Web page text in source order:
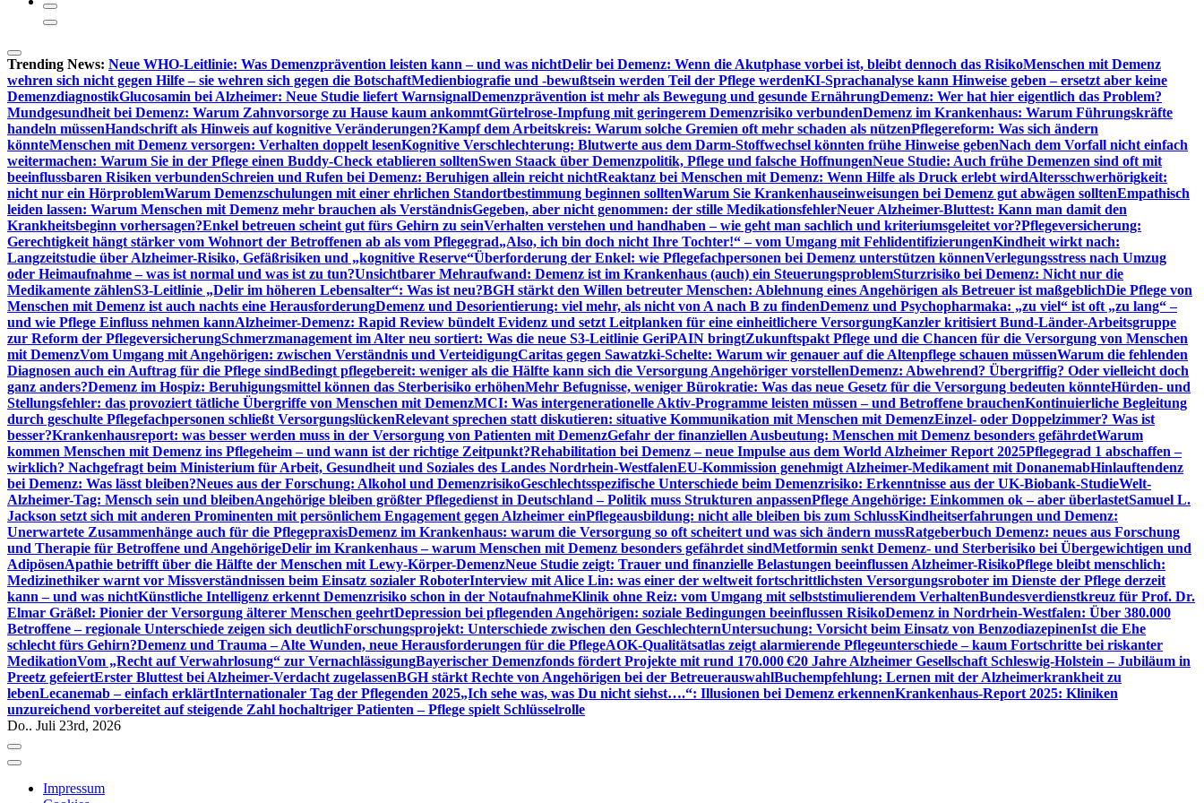
Trending News: Neue WHO-Leitlinie: Was Demenzprävention leisten kann – und was nichtDelir bei Demenz: Wenn die Akutphase vorbei ist, bleibt dennoch das RisikoMenschen mit Demenz
wehren sich nicht gegen Hilfe – sie wehren sich gegen die BotschaftMedienbiografie und -bewußtsein werden Teil der Pflege werdenKI-Sprachanalyse kann Hinweise geben – ersetzt aber keine
DemenzdiagnostikGlucosamin bei Alzheimer: Neue Studie liefert WarnsignalDemenzprävention ist mehr als Bewegung und gesunde ErnährungDemenz: Wer hat hier eigentlich das Problem?
Mundgesundheit bei Demenz: Warum Zahnvorsorge zu Hause kaum ankommtGürtelrose-Impfung mit geringerem Demenzrisiko verbundenDemenz im Krankenhaus: Warum Führungskräfte
handeln müssenHandschrift als Hinweis auf kognitive Veränderungen?Kampf dem Arbeitskreis: Warum solche Gremien oft mehr schaden als nützenPflegereform: Was sich ändern
könnteMenschen mit Demenz versorgen: Verhalten doppelt lesenKognitive Verschlechterung: Blutwerte aus dem Darm-Stoffwechsel könnten frühe Hinweise gebenNach dem Vorfall nicht einfach
weitermachen: Warum Sie in der Pflege einen Buddy-Check etablieren solltenSwen Staack über Demenzpolitik, Pflege und falsche HoffnungenNeue Studie: Auch frühe Demenzen sind oft mit
beeinflussbaren Risiken verbundenSchreien und Rufen bei Demenz: Beruhigen allein reicht nichtReaktanz bei Menschen mit Demenz: Wenn Hilfe als Druck erlebt wirdAltersschwerhörigkeit:
nicht nur ein HörproblemWarum Demenzschulungen mit einer ehrlichen Standortbestimmung beginnen solltenWarum Sie Krankenhauseinweisungen bei Demenz gut abwägen solltenEmpathisch
leiden lassen: Warum Menschen mit Demenz mehr brauchen als VerständnisGegeben, aber nicht genommen: der stille MedikationsfehlerNeuer Alzheimer-Bluttest: Kann man damit den
Krankheitsbeginn vorhersagen?Enkel betreuen scheint gut fürs Gehirn zu seinVerhalten verstehen und handhaben – wie geht man sachlich und kriteriumsgeleitet vor?Pflegeversicherung:
Gerechtigkeit hängt stärker vom Wohnort der Betroffenen ab als vom Pflegegrad„Also, ich bin doch nicht Ihre Tochter!“ – vom Umgang mit FehlidentifizierungenKindheit wirkt nach:
Langzeitstudie über Alzheimer-Risiko, Gefäßrisiken und „kognitive Reserve“Überforderung der Enkel: wie Pflegefachpersonen bei Demenz unterstützen könnenVerlegungsstress nach Umzug
oder Heimaufnahme – was ist normal und was ist zu tun?Unsichtbarer Mehraufwand: Demenz ist im Krankenhaus (auch) ein SteuerungsproblemSturzrisiko bei Demenz: Nicht nur die
Medikamente zählenS3-Leitlinie „Delir im höheren Lebensalter“: Was ist neu?BGH stärkt den Willen betreuter Menschen: Ablehnung eines Angehörigen als Betreuer ist maßgeblichDie Pflege von
Menschen mit Demenz ist auch nachts eine HerausforderungDemenz und Desorientierung: viel mehr, als nicht von A nach B zu findenDemenz und Psychopharmaka: „zu viel“ ist oft „zu lang“ –
und wie Pflege Einfluss nehmen kannAlzheimer-Demenz: Rapid Review bündelt Evidenz und setzt Leitplanken für eine einheitlichere VersorgungKanzler kritisiert Bund-Länder-Arbeitsgruppe
zur Reform der PflegeversicherungSchmerzmanagement im Alter neu sortiert: Was die neue S3-Leitlinie GeriPAIN bringtZukunftspakt Pflege und die Chancen für die Versorgung von Menschen
mit DemenzVom Umgang mit Angehörigen: zwischen Verständnis und VerteidigungCaritas gegen Sawatzki-Schelte: Warum wir genauer auf die Altenpflege schauen müssenWarum die fehlenden
Diagnosen auch ein Auftrag für die Pflege sindBedingt pflegebereit: weniger als die Hälfte kann sich die Versorgung Angehöriger vorstellenDemenz: Abwehrend? Übergriffig? Oder vielleicht doch
ganz anders?Demenz im Hospiz: Beruhigungsmittel können das Sterberisiko erhöhenMehr Befugnisse, weniger Bürokratie: Was das neue Gesetz für die Versorgung bedeuten könnteHürden- und
Stellungsfehler: das provoziert tätliche Übergriffe von Menschen mit DemenzMCI: Was intergenerationelle Aktiv-Programme leisten müssen – und Betroffene brauchenKontinuierliche Begleitung
durch geschulte Pflegefachpersonen schließt VersorgungslückenRelevant sprechen statt diskutieren: situative Kommunikation mit Menschen mit DemenzEinzel- oder Doppelzimmer? Was ist
besser?Krankenhausreport: was besser werden muss in der Versorgung von Patienten mit DemenzGefahr der finanziellen Ausbeutung: Menschen mit Demenz besonders gefährdetWarum
kommen Menschen mit Demenz ins Pflegeheim – und wann ist der richtige Zeitpunkt?Rehabilitation bei Demenz – neue Impulse aus dem World Alzheimer Report 2025Pflegegrad 1 abschaffen –
wirklich? Nachgefragt beim Ministerium für Arbeit, Gesundheit und Soziales des Landes Nordrhein-WestfalenEU-Kommission genehmigt Alzheimer-Medikament mit DonanemabHinlauftendenz
bei Demenz: Was lässt bleiben?Neues aus der Forschung: Alkohol und DemenzrisikoGeschlechtsspezifische Unterschiede beim Demenzrisiko: Erkenntnisse aus der UK-Biobank-StudieWelt-
Alzheimer-Tag: Mensch sein und bleibenAngehörige bleiben größter Pflegedienst in Deutschland – Politik muss Strukturen anpassenPflege Angehörige: Einkommen ok – aber überlastetSamuel L.
Jackson setzt sich mit anderen Prominenten mit persönlichem Engagement gegen Alzheimer einPflegeausbildung: nicht alle bleiben bis zum SchlussKindheitserfahrungen und Demenz:
Unerwartete Zusammenhänge auch für die PflegepraxisDemenz im Krankenhaus: warum die Versorgung so oft scheitert und was sich ändern mussRatgeberbuch Demenz: neues aus Forschung
und Therapie für Betroffene und AngehörigeDelir im Krankenhaus – warum Menschen mit Demenz besonders gefährdet sindMetformin senkt Demenz- und Sterberisiko bei Übergewichtigen und
AdipösenApathie betrifft über die Hälfte der Menschen mit Lewy-Körper-DemenzNeue Studie zeigt: Trauer und finanzielle Belastungen beeinflussen Alzheimer-RisikoPflege bleibt menschlich:
Medizinethiker warnt vor Missverständnissen beim Einsatz sozialer RoboterInterview mit Alice Lin: was einer der weltweit fortschrittlichsten Versorgungsroboter im Dienste der Pflege derzeit
kann – und was nichtKünstliche Intelligenz erkennt Demenzrisiko schon in der NotaufnahmeKlinik ohne Reiz: vom Umgang mit selbststimulierendem VerhaltenBundesverdienstkreuz für Prof. Dr.
Elmar Gräßel: Pionier der Versorgung älterer Menschen geehrtDepression bei pflegenden Angehörigen: soziale Bedingungen beeinflussen RisikoDemenz in Nordrhein-Westfalen: Über 380.000
Betroffene – regionale Unterschiede zeigen sich deutlichForschungsprojekt: Unterschiede zwischen den GeschlechternUntersuchung: Vorsicht beim Einsatz von BenzodiazepinenIst die Ehe
schlecht fürs Gehirn?Demenz und Trauma – Alte Wunden, neue Herausforderungen für die PflegeAOK-Qualitätsatlas zeigt alarmierende Pflegeunterschiede – kaum Fortschritte bei riskanter
MedikationVom „Recht auf Verwahrlosung“ zur VernachlässigungBayerischer Demenzfonds fördert Projekte mit rund 170.000 €20 Jahre Alzheimer Gesellschaft Schleswig-Holstein – Jubiläum in
Preetz gefeiertErster Bluttest bei Alzheimer-Verdacht zugelassenBGH stärkt Rechte von Angehörigen bei der BetreuerauswahlBuchempfehlung: Lernen mit der Alzheimerkrankheit zu
lebenLecanemab – einfach erklärtInternationaler Tag der Pflegenden 2025„Ich sehe was, was Du nicht siehst….“: Illusionen bei Demenz erkennenKrankenhaus-Report 2025: Kliniken
unzureichend vorbereitet auf steigende Zahl hochaltriger Patienten – Pflege spielt Schlüsselrolle
Do.. Juli 23rd, 2026
Impressum